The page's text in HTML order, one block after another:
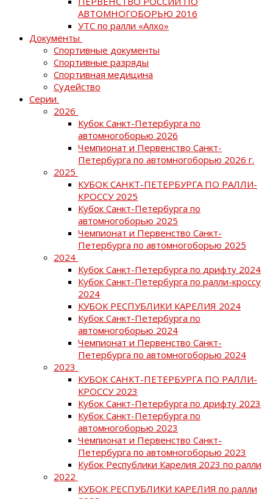
АВТОМНОГОБОРЬЮ 2016
УТС по ралли «Алхо»
Документы
Спортивные документы
Спортивные разряды
Спортивная медицина
Судейство
Серии
2026
Кубок Санкт-Петербурга по
автомногоборью 2026
Чемпионат и Первенство Санкт-
Петербурга по автомногоборью 2026 г.
2025
КУБОК САНКТ-ПЕТЕРБУРГА ПО РАЛЛИ-
КРОССУ 2025
Кубок Санкт-Петербурга по
автомногоборью 2025
Чемпионат и Первенство Санкт-
Петербурга по автомногоборью 2025
2024
Кубок Санкт-Петербурга по дрифту 2024
Кубок Санкт-Петербурга по ралли-кроссу
2024
КУБОК РЕСПУБЛИКИ КАРЕЛИЯ 2024
Кубок Санкт-Петербурга по
автомногоборью 2024
Чемпионат и Первенство Санкт-
Петербурга по автомногоборью 2024
2023
КУБОК САНКТ-ПЕТЕРБУРГА ПО РАЛЛИ-
КРОССУ 2023
Кубок Санкт-Петербурга по дрифту 2023
Кубок Санкт-Петербурга по
автомногоборью 2023
Чемпионат и Первенство Санкт-
Петербурга по автомногоборью 2023
Кубок Республики Карелия 2023 по ралли
2022
КУБОК РЕСПУБЛИКИ КАРЕЛИЯ по ралли